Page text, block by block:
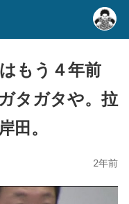
もう４年前
タガタや。拉
田。
2年前